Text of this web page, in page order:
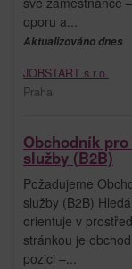
oporu a...
Aktualizováno dnes
JOBSTART s.r.o.
Praha
Obchodník
služby (B2B)
Požadujeme
služby (B2B)
orientuje v
stránkou je
pozici –...